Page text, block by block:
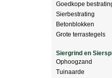
Goedkope
Sierbestrating
Betonblokken
Grote terrastegels
Siergrind en
Ophoogzand
Tuinaarde